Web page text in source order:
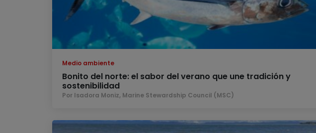
Medio ambiente
Bonito del norte: el sabor del verano que une tradición y
sostenibilidad
Por Isadora Moniz, Marine Stewardship Council (MSC)